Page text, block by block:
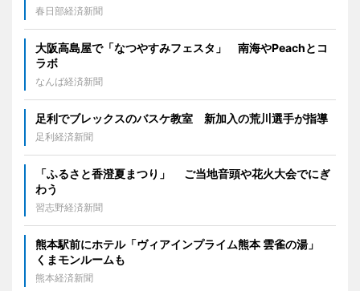
春日部経済新聞
大阪高島屋で「なつやすみフェスタ」 南海やPeachとコ
ラボ
なんば経済新聞
足利でブレックスのバスケ教室 新加入の荒川選手が指導
足利経済新聞
「ふるさと香澄夏まつり」 ご当地音頭や花火大会でにぎ
わう
習志野経済新聞
熊本駅前にホテル「ヴィアインプライム熊本 雲雀の湯」
くまモンルームも
熊本経済新聞